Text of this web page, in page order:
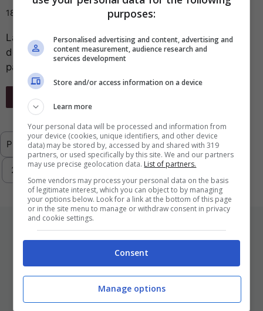
18 Novembre 2013
La parola più ricercata nel 2013 nei motori di ricerca
del web è ‘404’, ovvero il messaggio di errore di
pagina ...
Leggi Tutto
Previous 1 2 3 4 5 6
293 Next
ULTIMI ARTICOLI
purposes:
Personalised advertising and content, advertising and
content measurement, audience research and
services development
Store and/or access information on a device
Learn more
Your personal data will be processed and information from
your device (cookies, unique identifiers, and other device
data) may be stored by, accessed by and shared with 319
partners, or used specifically by this site. We and our partners
may use precise geolocation data. List of partners.
Some vendors may process your personal data on the basis
of legitimate interest, which you can object to by managing
your options below. Look for a link at the bottom of this page
or in the site menu to manage or withdraw consent in privacy
and cookie settings.
Consent
Manage options